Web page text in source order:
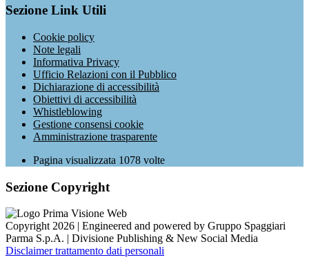
Sezione Link Utili
Cookie policy
Note legali
Informativa Privacy
Ufficio Relazioni con il Pubblico
Dichiarazione di accessibilità
Obiettivi di accessibilità
Whistleblowing
Gestione consensi cookie
Amministrazione trasparente
Pagina visualizzata 1078 volte
Sezione Copyright
Copyright 2026 | Engineered and powered by Gruppo Spaggiari
Parma S.p.A. | Divisione Publishing & New Social Media
Disclaimer trattamento dati personali